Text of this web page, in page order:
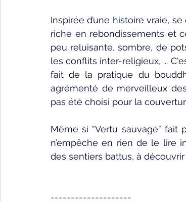
Inspirée d’une histoire vraie,
riche en rebondissements et
peu reluisante, sombre, de
les conflits inter-religieux, ...
fait de la pratique du
agrémenté de merveilleux
pas été choisi pour la
Même si “Vertu sauvage” fait
n’empêche en rien de le lire
des sentiers battus, à
--------------------